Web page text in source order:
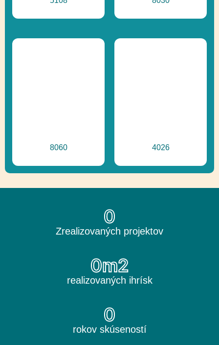
8060 4026
Zrealizovaných projektov
0
realizovaných ihrísk
0m2
rokov skúseností
0